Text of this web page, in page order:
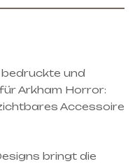
und
Arkham Horror:
Accessoire
bringt die